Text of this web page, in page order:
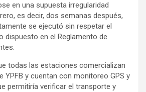
en una supuesta irregularidad
es decir, dos semanas después,
se ejecutó sin respetar el
dispuesto en el Reglamento de
todas las estaciones comercializan
YPFB y cuentan con monitoreo GPS y
permitiría verificar el transporte y